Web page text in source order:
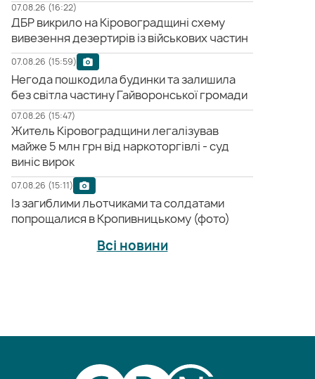
07.08.26 (16:22)
ДБР викрило на Кіровоградщині схему
вивезення дезертирів із військових частин
07.08.26 (15:59)
Негода пошкодила будинки та залишила
без світла частину Гайворонської громади
07.08.26 (15:47)
Житель Кіровоградщини легалізував
майже 5 млн грн від наркоторгівлі - суд
виніс вирок
07.08.26 (15:11)
Із загиблими льотчиками та солдатами
попрощалися в Кропивницькому (фото)
Всі новини